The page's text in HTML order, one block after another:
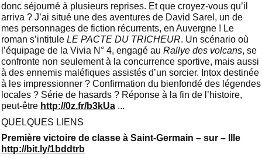
donc séjourné à plusieurs reprises. Et que croyez-vous qu’il
arriva ? J’ai situé une des aventures de David Sarel, un de
mes personnages de fiction récurrents, en Auvergne ! Le
roman s’intitule LE PACTE DU TRICHEUR. Un scénario où
l’équipage de la Vivia N° 4, engagé au Rallye des volcans, se
confronte non seulement à la concurrence sportive, mais aussi
à des ennemis maléfiques assistés d’un sorcier. Intox destinée
à les impressionner ? Confirmation du bienfondé des légendes
locales ? Série de hasards ? Réponse à la fin de l’histoire,
peut-être http://0z.fr/b3kUa ...
QUELQUES LIENS
Première victoire de classe à Saint-Germain – sur – Ille
http://bit.ly/1bddtrb